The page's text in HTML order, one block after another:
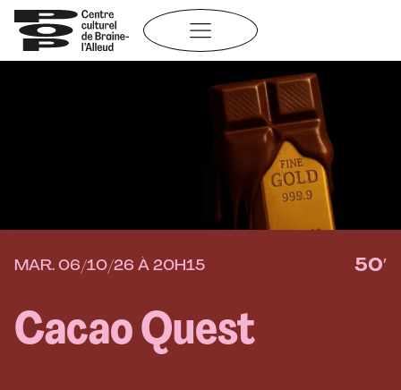
Aller
au
contenu
MAR. 06/10/26 À 20H15 50′
Cacao Quest